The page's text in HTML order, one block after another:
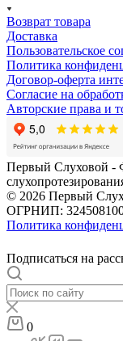
Возврат товара
Доставка
Пользовательское
Политика
Договор-оферта
Согласие на
Авторские права и
Первый Слуховой -
© 2026 Первый
ОГРНИП:
Политика
Подписаться на
0